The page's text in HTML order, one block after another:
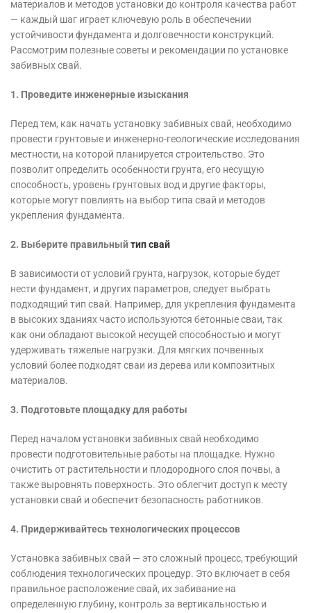
материалов и методов установки до контроля качества работ
— каждый шаг играет ключевую роль в обеспечении
устойчивости фундамента и долговечности конструкций.
Рассмотрим полезные советы и рекомендации по установке
забивных свай.
1. Проведите инженерные изыскания
Перед тем, как начать установку забивных свай, необходимо
провести грунтовые и инженерно-геологические исследования
местности, на которой планируется строительство. Это
позволит определить особенности грунта, его несущую
способность, уровень грунтовых вод и другие факторы,
которые могут повлиять на выбор типа свай и методов
укрепления фундамента.
2. Выберите правильныйтип свай
В зависимости от условий грунта, нагрузок, которые будет
нести фундамент, и других параметров, следует выбрать
подходящий тип свай. Например, для укрепления фундамента
в высоких зданиях часто используются бетонные сваи, так
как они обладают высокой несущей способностью и могут
удерживать тяжелые нагрузки. Для мягких почвенных
условий более подходят сваи из дерева или композитных
материалов.
3. Подготовьте площадку для работы
Перед началом установки забивных свай необходимо
провести подготовительные работы на площадке. Нужно
очистить от растительности и плодородного слоя почвы, а
также выровнять поверхность. Это облегчит доступ к месту
установки свай и обеспечит безопасность работников.
4. Придерживайтесь технологических процессов
Установка забивных свай — это сложный процесс, требующий
соблюдения технологических процедур. Это включает в себя
правильное расположение свай, их забивание на
определенную глубину, контроль за вертикальностью и